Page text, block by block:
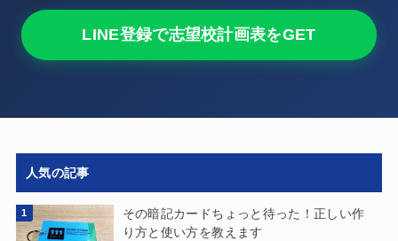
LINE登録で志望校計画表をGET
人気の記事
その暗記カードちょっと待った！正しい作
り方と使い方を教えます